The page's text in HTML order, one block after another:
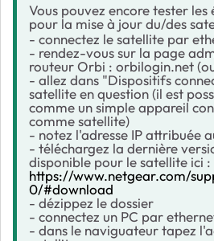
Vous pouvez encore tester les
pour la mise à jour du/des
- connectez le satellite par
- rendez-vous sur la page
routeur Orbi : orbilogin.net
- allez dans "Dispositifs
satellite en question (il est
comme un simple appareil
comme satellite)
- notez l'adresse IP attribuée
- téléchargez la dernière
disponible pour le satellite ici :
https://www.netgear.com/
0/#download
- dézippez le dossier
- connectez un PC par
- dans le naviguateur tapez